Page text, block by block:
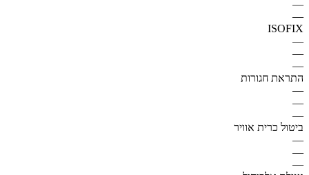
—
—
ISOFIX
—
—
—
התראת חגורות
—
—
—
ביטול כרית אוויר
—
—
—